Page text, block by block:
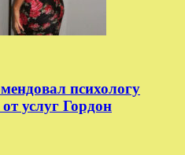
психологу
услуг Гордон